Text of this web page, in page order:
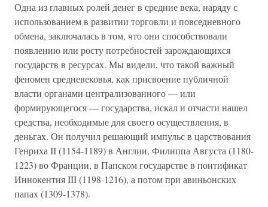
Одна из главных ролей денег в средние века, наряду с
использованием в развитии торговли и повседневного
обмена, заключалась в том, что они способствовали
появлению или росту потребностей зарождающихся
государств в ресурсах. Мы видели, что такой важный
феномен средневековья, как присвоение публичной
власти органами централизованного — или
формирующегося — государства, искал и отчасти нашел
средства, необходимые для своего осуществления, в
деньгах. Он получил решающий импульс в царствования
Генриха II (1154-1189) в Англии, Филиппа Августа (1180-
1223) во Франции, в Папском государстве в понтификат
Иннокентия III (1198-1216), а потом при авиньонских
папах (1309-1378).